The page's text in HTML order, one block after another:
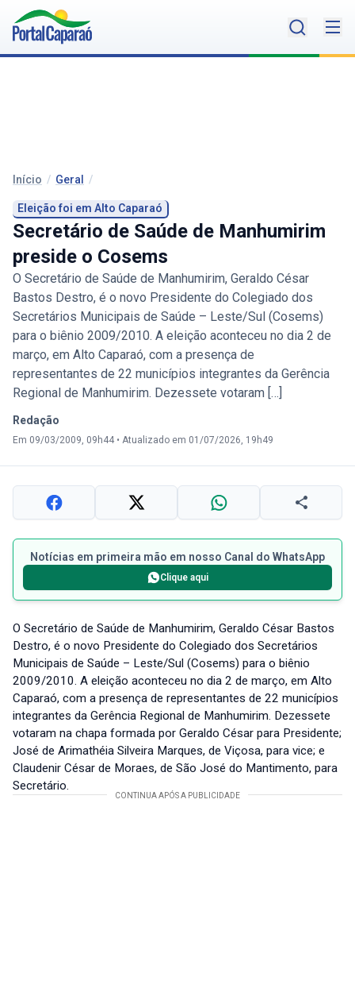
Início / Geral /
Eleição foi em Alto Caparaó
Secretário de Saúde de Manhumirim
preside o Cosems
O Secretário de Saúde de Manhumirim, Geraldo César
Bastos Destro, é o novo Presidente do Colegiado dos
Secretários Municipais de Saúde – Leste/Sul (Cosems)
para o biênio 2009/2010. A eleição aconteceu no dia 2 de
março, em Alto Caparaó, com a presença de
representantes de 22 municípios integrantes da Gerência
Regional de Manhumirim. Dezessete votaram […]
Redação
Em 09/03/2009, 09h44 • Atualizado em 01/07/2026, 19h49
Notícias em primeira mão em nosso Canal do WhatsApp
Clique aqui
O Secretário de Saúde de Manhumirim, Geraldo César Bastos
Destro, é o novo Presidente do Colegiado dos Secretários
Municipais de Saúde – Leste/Sul (Cosems) para o biênio
2009/2010. A eleição aconteceu no dia 2 de março, em Alto
Caparaó, com a presença de representantes de 22 municípios
integrantes da Gerência Regional de Manhumirim. Dezessete
votaram na chapa formada por Geraldo César para Presidente;
José de Arimathéia Silveira Marques, de Viçosa, para vice; e
Claudenir César de Moraes, de São José do Mantimento, para
Secretário.